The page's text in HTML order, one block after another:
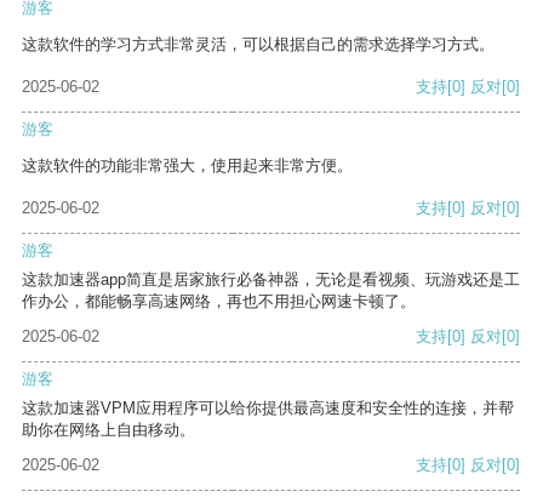
游客
这款软件的学习方式非常灵活，可以根据自己的需求选择学习方式。
2025-06-02 支持[0] 反对[0]
游客
这款软件的功能非常强大，使用起来非常方便。
2025-06-02 支持[0] 反对[0]
游客
这款加速器app简直是居家旅行必备神器，无论是看视频、玩游戏还是工
作办公，都能畅享高速网络，再也不用担心网速卡顿了。
2025-06-02
支持[0] 反对[0]
游客
这款加速器VPM应用程序可以给你提供最高速度和安全性的连接，并帮
助你在网络上自由移动。
2025-06-02
支持[0] 反对[0]